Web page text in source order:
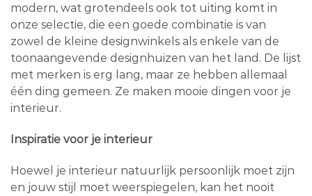
modern, wat grotendeels ook tot uiting komt in
onze selectie, die een goede combinatie is van
zowel de kleine designwinkels als enkele van de
toonaangevende designhuizen van het land. De lijst
met merken is erg lang, maar ze hebben allemaal
één ding gemeen. Ze maken mooie dingen voor je
interieur.
Inspiratie voor je interieur
Hoewel je interieur natuurlijk persoonlijk moet zijn
en jouw stijl moet weerspiegelen, kan het nooit